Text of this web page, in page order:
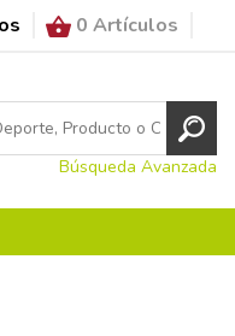
0 Artículos
Búsqueda Avanzada